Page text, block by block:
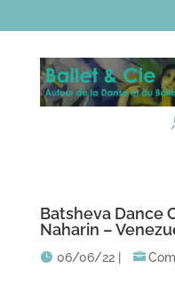
Batsheva Dance
Naharin –
06/06/22|